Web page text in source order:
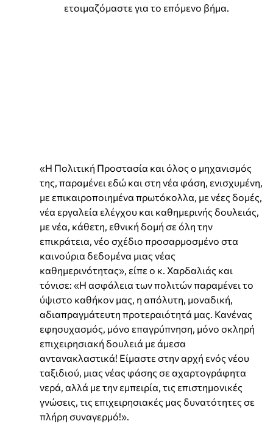
ετοιμαζόμαστε για το επόμενο βήμα.
«Η Πολιτική Προστασία και όλος ο μηχανισμός
της, παραμένει εδώ και στη νέα φάση, ενισχυμένη,
με επικαιροποιημένα πρωτόκολλα, με νέες δομές,
νέα εργαλεία ελέγχου και καθημερινής δουλειάς,
με νέα, κάθετη, εθνική δομή σε όλη την
επικράτεια, νέο σχέδιο προσαρμοσμένο στα
καινούρια δεδομένα μιας νέας
καθημερινότητας», είπε ο κ. Χαρδαλιάς και
τόνισε: «Η ασφάλεια των πολιτών παραμένει το
ύψιστο καθήκον μας, η απόλυτη, μοναδική,
αδιαπραγμάτευτη προτεραιότητά μας. Κανένας
εφησυχασμός, μόνο επαγρύπνηση, μόνο σκληρή
επιχειρησιακή δουλειά με άμεσα
αντανακλαστικά! Είμαστε στην αρχή ενός νέου
ταξιδιού, μιας νέας φάσης σε αχαρτογράφητα
νερά, αλλά με την εμπειρία, τις επιστημονικές
γνώσεις, τις επιχειρησιακές μας δυνατότητες σε
πλήρη συναγερμό!».